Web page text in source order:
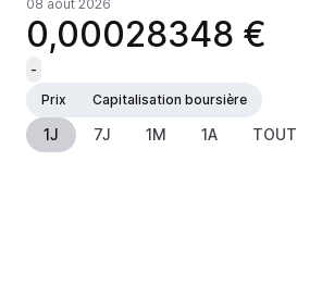
08 août 2026
0,00028348 €
-
Prix
Capitalisation boursière
1J 7J 1M 1A TOUT